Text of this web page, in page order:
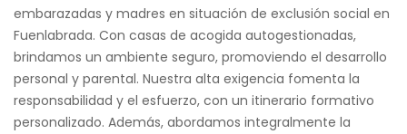
embarazadas y madres en situación de exclusión social en
Fuenlabrada. Con casas de acogida autogestionadas,
brindamos un ambiente seguro, promoviendo el desarrollo
personal y parental. Nuestra alta exigencia fomenta la
responsabilidad y el esfuerzo, con un itinerario formativo
personalizado. Además, abordamos integralmente la